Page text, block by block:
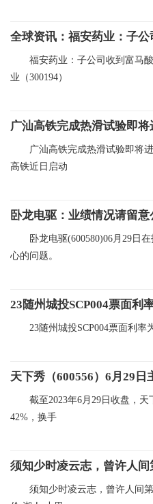
福安药业：子公司收到富马
业（300194）
广汕高铁完成热滑试验即
广汕高铁完成热滑试验即将
高铁近日启动
卧龙电驱：业绩情况请留
卧龙电驱(600580)06月29日
心的问题。
23随州城投SCP004票面利
23随州城投SCP004票面利率
天下秀（600556）6月29日
截至2023年6月29日收盘，
42%，换手
须知少时凌云志，曾许人间